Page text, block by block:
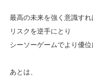
最高の未来を強く意識すれ
リスクを逆手にとり
シーソーゲームでより優位
あとは、